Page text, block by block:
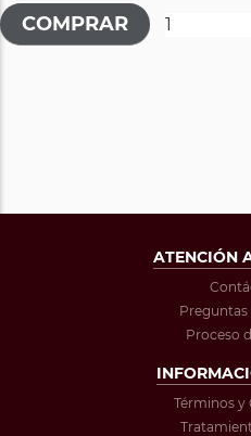
ATENCIÓN
Preguntas
Proceso
Términos y